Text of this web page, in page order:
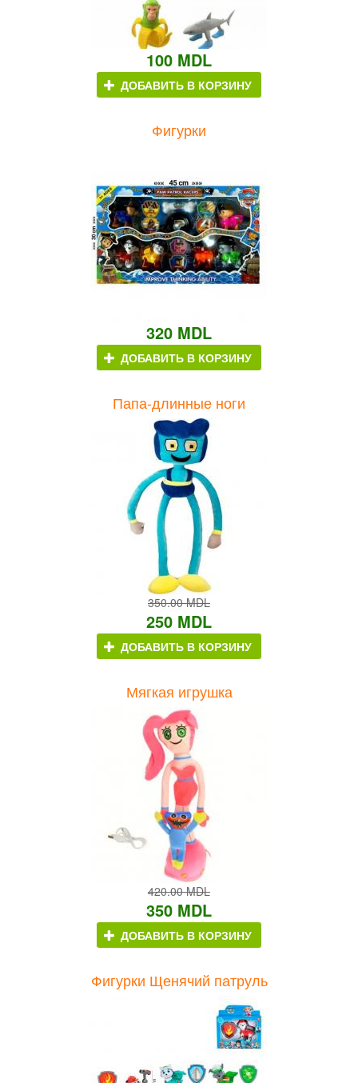
100 MDL
ДОБАВИТЬ В КОРЗИНУ
Фигурки
320 MDL
ДОБАВИТЬ В КОРЗИНУ
Папа-длинные ноги
350.00 MDL
250 MDL
ДОБАВИТЬ В КОРЗИНУ
Мягкая игрушка
420.00 MDL
350 MDL
ДОБАВИТЬ В КОРЗИНУ
Фигурки Щенячий патруль